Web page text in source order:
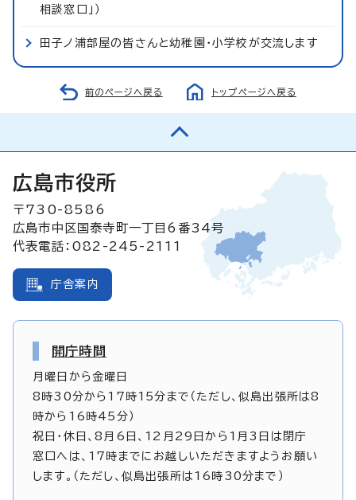
相談窓口」）
田子ノ浦部屋の皆さんと幼稚園・小学校が交流します
前のページへ戻る トップページへ戻る
広島市役所
〒730-8586
広島市中区国泰寺町一丁目6番34号
代表電話：082-245-2111
庁舎案内
開庁時間
月曜日から金曜日
8時30分から17時15分まで（ただし、似島出張所は8
時から16時45分）
祝日・休日、8月6日、12月29日から1月3日は閉庁
窓口へは、17時までにお越しいただきますようお願い
します。（ただし、似島出張所は16時30分まで）